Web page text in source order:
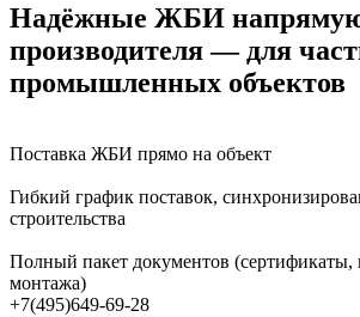
Надёжные ЖБИ
производителя — для
промышленных объектов
Поставка ЖБИ прямо на объект
Гибкий график поставок,
строительства
Полный пакет документов (сертификаты,
монтажа)
+7(495)649-69-28